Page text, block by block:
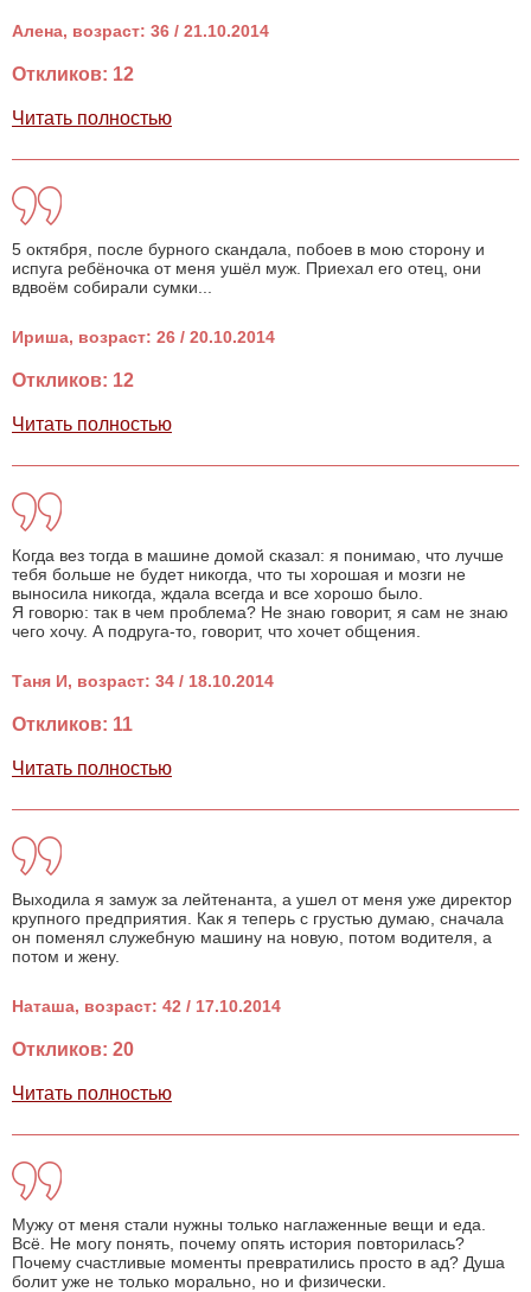
Алена, возраст: 36 / 21.10.2014
Откликов: 12
Читать полностью
5 октября, после бурного скандала, побоев в мою сторону и
испуга ребёночка от меня ушёл муж. Приехал его отец, они
вдвоём собирали сумки...
Ириша, возраст: 26 / 20.10.2014
Откликов: 12
Читать полностью
Когда вез тогда в машине домой сказал: я понимаю, что лучше
тебя больше не будет никогда, что ты хорошая и мозги не
выносила никогда, ждала всегда и все хорошо было.
Я говорю: так в чем проблема? Не знаю говорит, я сам не знаю
чего хочу. А подруга-то, говорит, что хочет общения.
Таня И, возраст: 34 / 18.10.2014
Откликов: 11
Читать полностью
Выходила я замуж за лейтенанта, а ушел от меня уже директор
крупного предприятия. Как я теперь с грустью думаю, сначала
он поменял служебную машину на новую, потом водителя, а
потом и жену.
Наташа, возраст: 42 / 17.10.2014
Откликов: 20
Читать полностью
Мужу от меня стали нужны только наглаженные вещи и еда.
Всё. Не могу понять, почему опять история повторилась?
Почему счастливые моменты превратились просто в ад? Душа
болит уже не только морально, но и физически.